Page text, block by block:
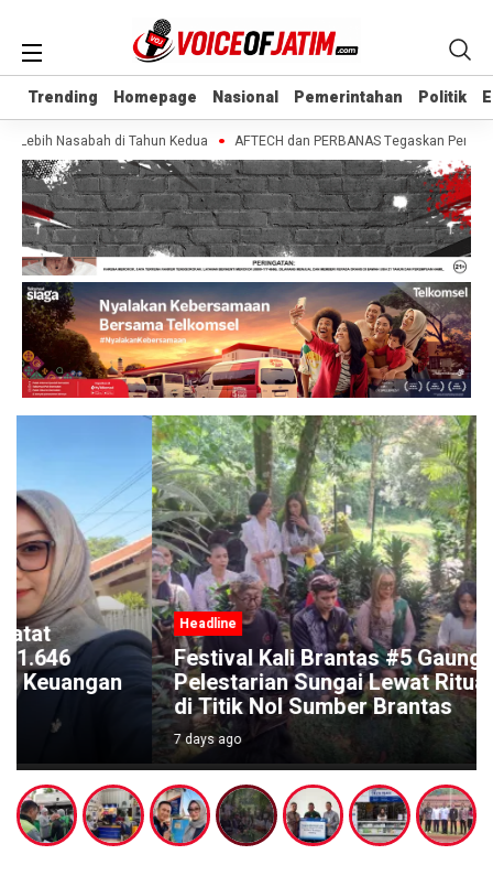
Trending Homepage Nasional Pemerintahan Politik
Trending Homepage Nasional Pemerintahan Politik
Nasabah di Tahun Kedua AFTECH dan PERBANAS Tegaskan
Headline
Festival Kali Brantas #5 Gaungkan
Pelestarian Sungai Lewat Ritual Budaya
di Titik Nol Sumber Brantas
7 days ago